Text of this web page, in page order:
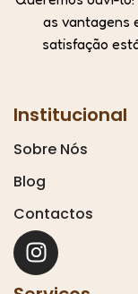
as vantagens
satisfação
Institucional
Sobre Nós
Blog
Contactos